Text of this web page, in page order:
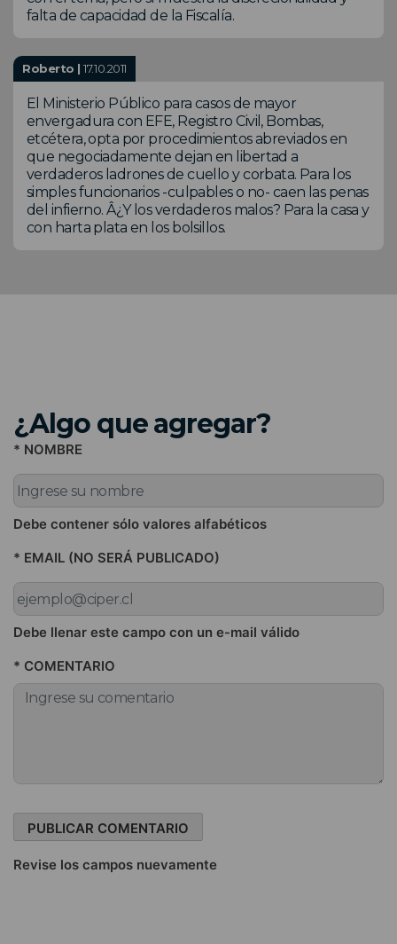
falta de capacidad de la Fiscalía.
Roberto |17.10.2011
El Ministerio Público para casos de mayor
envergadura con EFE, Registro Civil, Bombas,
etcétera, opta por procedimientos abreviados en
que negociadamente dejan en libertad a
verdaderos ladrones de cuello y corbata. Para los
simples funcionarios -culpables o no- caen las penas
del infierno. Â¿Y los verdaderos malos? Para la casa y
con harta plata en los bolsillos.
¿Algo que agregar?
* NOMBRE
Debe contener sólo valores alfabéticos
* EMAIL (NO SERÁ PUBLICADO)
Debe llenar este campo con un e-mail válido
* COMENTARIO
Revise los campos nuevamente